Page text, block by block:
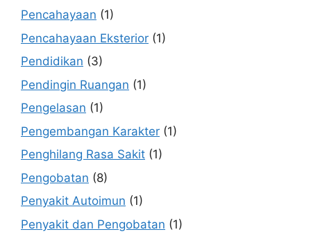
Pencahayaan (1)
Pencahayaan Eksterior (1)
Pendidikan (3)
Pendingin Ruangan (1)
Pengelasan (1)
Pengembangan Karakter (1)
Penghilang Rasa Sakit (1)
Pengobatan (8)
Penyakit Autoimun (1)
Penyakit dan Pengobatan (1)